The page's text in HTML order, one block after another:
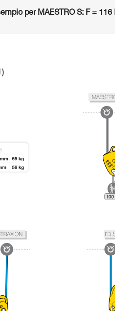
per MAESTRO S: F =